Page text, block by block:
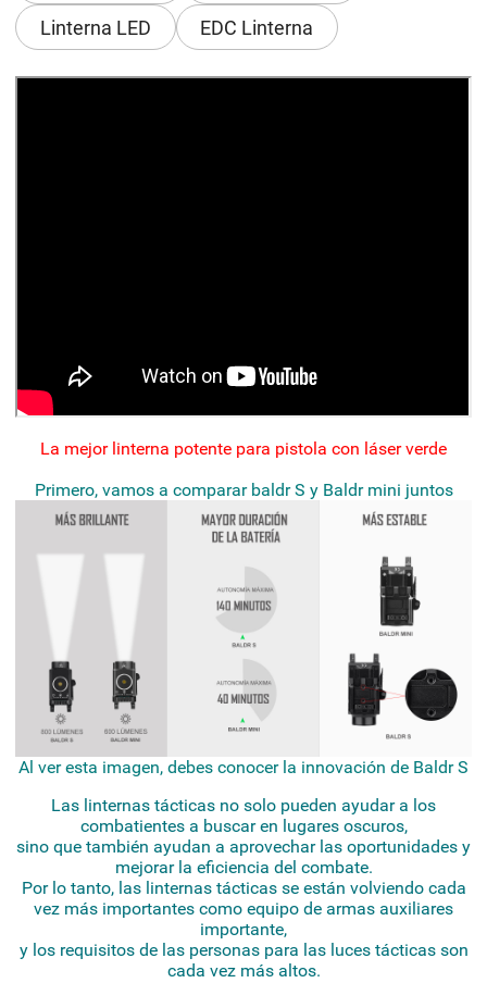
Linterna LED
EDC Linterna
La mejor linterna potente para pistola con láser verde
Primero, vamos a comparar baldr S y Baldr mini juntos
Al ver esta imagen, debes conocer la innovación de Baldr S
Las linternas tácticas no solo pueden ayudar a los
combatientes a buscar en lugares oscuros,
sino que también ayudan a aprovechar las oportunidades y
mejorar la eficiencia del combate.
Por lo tanto, las linternas tácticas se están volviendo cada
vez más importantes como equipo de armas auxiliares
importante,
y los requisitos de las personas para las luces tácticas son
cada vez más altos.